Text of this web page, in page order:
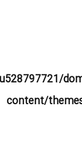
content/